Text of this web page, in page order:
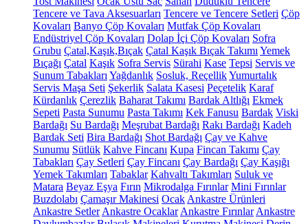
Tencere ve Tava Aksesuarları Tencere ve Tencere Setleri Çöp
Kovaları Banyo Çöp Kovaları Mutfak Çöp Kovaları
Endüstriyel Çöp Kovaları Dolap İçi Çöp Kovaları Sofra
Grubu Çatal,Kaşık,Bıçak Çatal Kaşık Bıçak Takımı Yemek
Bıçağı Çatal Kaşık Sofra Servis Sürahi Kase Tepsi Servis ve
Sunum Tabakları Yağdanlık Sosluk, ReçellikYumurtalık
Servis Maşa Seti Şekerlik Salata Kasesi Peçetelik Karaf
Kürdanlık Çerezlik Baharat Takımı Bardak Altlığı Ekmek
Sepeti Pasta Sunumu Pasta Takımı Kek Fanusu Bardak Viski
Bardağı Su Bardağı Meşrubat Bardağı Rakı Bardağı Kadeh
Bardak Seti Bira Bardağı Shot Bardağı Çay ve Kahve
Sunumu Sütlük Kahve Fincanı Kupa Fincan Takımı Çay
Tabakları Çay Setleri Çay Fincanı Çay Bardağı Çay Kaşığı
Yemek Takımları Tabaklar Kahvaltı Takımları Suluk ve
Matara Beyaz Eşya Fırın Mikrodalga Fırınlar Mini Fırınlar
Buzdolabı Çamaşır Makinesi Ocak Ankastre Ürünleri
Ankastre Setler Ankastre Ocaklar Ankastre Fırınlar Ankastre